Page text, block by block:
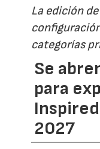
La edición
categorías
Se
para
2027